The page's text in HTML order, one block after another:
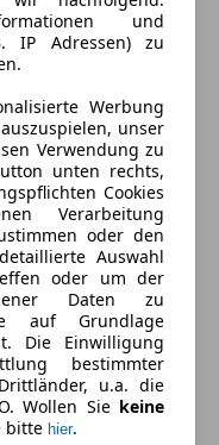
und
IP Adressen) zu
Werbung
unser
Verwendung zu
unten rechts,
Cookies
Verarbeitung
oder den
Auswahl
oder um der
Daten zu
auf Grundlage
Die Einwilligung
bestimmter
u.a. die
Wollen Sie keine
bitte hier.